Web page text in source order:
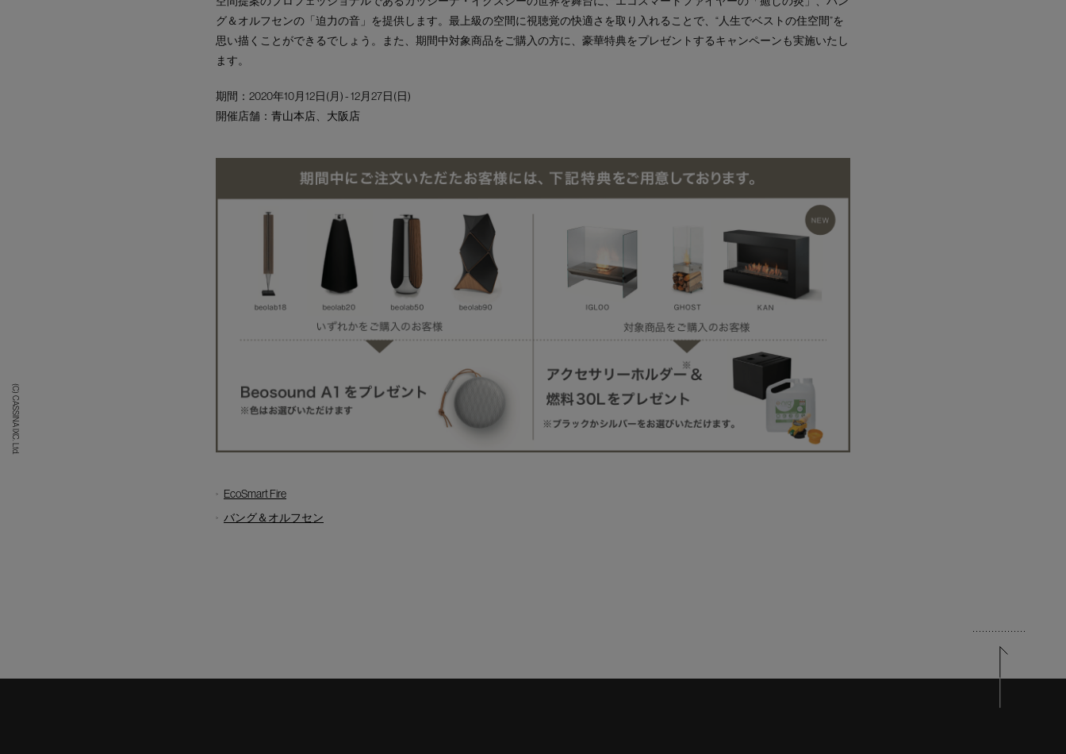
(C) CASSINA IXC. Ltd.
グ＆オルフセンの「迫力の音」を提供します。最上級の空間に視聴覚の快適さを取り入れることで、“人生でベストの住空間”を
思い描くことができるでしょう。また、期間中対象商品をご購入の方に、豪華特典をプレゼントするキャンペーンも実施いたし
ます。
期間：2020年10月12日(月) - 12月27日(日)
開催店舗： 青山本店、 大阪店
EcoSmart Fire
バング＆オルフセン